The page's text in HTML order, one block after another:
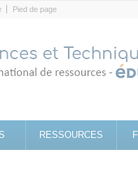
Pied de page
RESSOURCES